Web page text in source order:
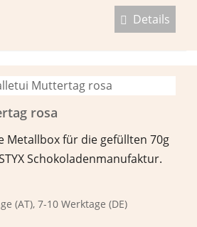
Details
rosa
Metallbox für die gefüllten 70g
Schokoladenmanufaktur.
(AT), 7-10 Werktage (DE)